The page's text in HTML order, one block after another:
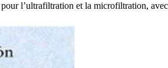
l’ultrafiltration et la microfiltration,